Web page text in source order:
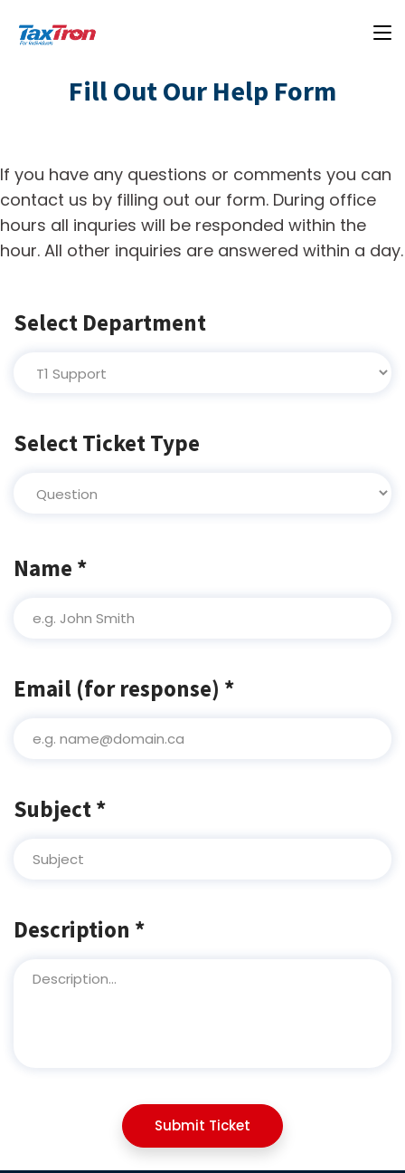
Fill Out Our Help Form
If you have any questions or comments you can
contact us by filling out our form. During office
hours all inquries will be responded within the
hour. All other inquiries are answered within a day.
Select Department
Select Ticket Type
Name *
Email (for response) *
Subject *
Description *
Submit Ticket